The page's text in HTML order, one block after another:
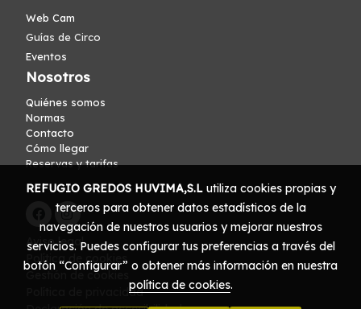
Web Cam
Guías de Circo
Eventos
Nosotros
Quiénes somos
Normas
Contacto
Cómo llegar
Reservas y tarifas
Aviso legal
Política de cookies
Gestión de cookies
Política de privacidad
REFUGIO GREDOS HUVIMA,S.Lutiliza cookies propias y
terceros para obtener datos estadísticos de la
navegación de nuestros usuarios y mejorar nuestros
servicios. Puedes configurar tus preferencias a través del
botón “Configurar” o obtener más información en nuestra
política de cookies.